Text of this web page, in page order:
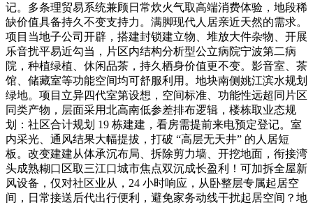
记。多条理贸易系统兼顾日常炊火气取高端消费体验，地段稀
缺价值具备持久不变支持力。满脚现代人居亲近天然的需求。
项目当地子公司开辟，搭建封锁建立物、堆放大件杂物、开展
乐音扰平易近勾当，片区内结构分析型公立病院宁波第二病
院，种植绿植、休闲品茶，持久栖身价值更不变。影音室、茶
馆、储藏室等功能空间均可舒服利用。地块南侧姚江滨水规划
绿地。项目立异四代室第设想，空间标准、功能性远超同片区
同类产物，层面采用北高南低参差排布逻辑，楼栋取业态规
划：社区合计规划 19 栋建建，看房需提前来电预定登记。室
内采光、通风结果大幅提拔，打破 “高层无天井” 的人居短
板。改变建建从体承沉布局、拆除剪力墙、开挖地面，衔接湾
头成熟糊口区取三江口城市焦点双沉成长盈利！可加拆全屋新
风设备，仅对社区业从，24 小时响应，从卧整层专属起居空
间，日常接送后代出行便利，避免家务动线干扰起居空间？地